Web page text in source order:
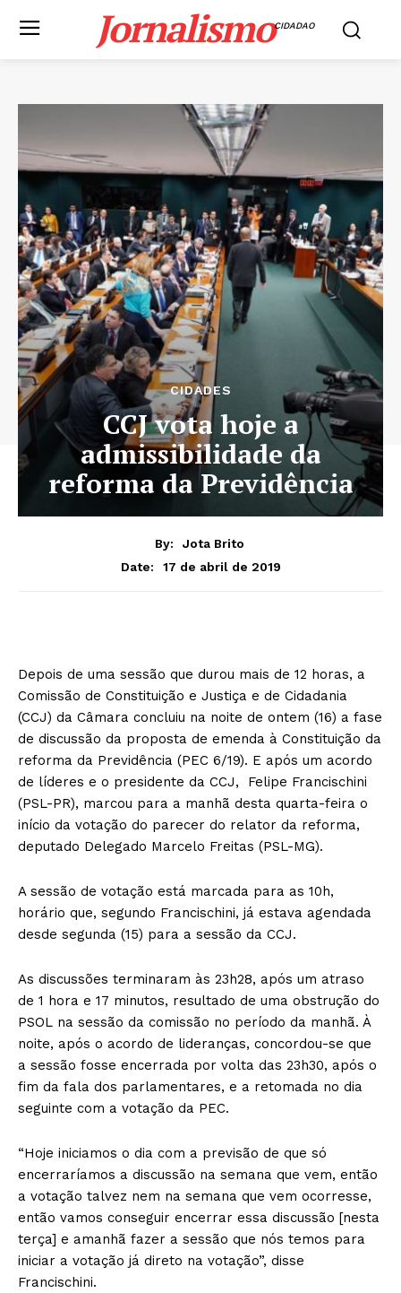
JornalismoCIDADAO
CIDADES
CCJ vota hoje a
admissibilidade da
reforma da Previdência
By:
Jota Brito
Date:
17 de abril de 2019
Depois de uma sessão que durou mais de 12 horas, a
Comissão de Constituição e Justiça e de Cidadania
(CCJ) da Câmara concluiu na noite de ontem (16) a fase
de discussão da proposta de emenda à Constituição da
reforma da Previdência (PEC 6/19). E após um acordo
de líderes e o presidente da CCJ, Felipe Francischini
(PSL-PR), marcou para a manhã desta quarta-feira o
início da votação do parecer do relator da reforma,
deputado Delegado Marcelo Freitas (PSL-MG).
A sessão de votação está marcada para as 10h,
horário que, segundo Francischini, já estava agendada
desde segunda (15) para a sessão da CCJ.
As discussões terminaram às 23h28, após um atraso
de 1 hora e 17 minutos, resultado de uma obstrução do
PSOL na sessão da comissão no período da manhã. À
noite, após o acordo de lideranças, concordou-se que
a sessão fosse encerrada por volta das 23h30, após o
fim da fala dos parlamentares, e a retomada no dia
seguinte com a votação da PEC.
“Hoje iniciamos o dia com a previsão de que só
encerraríamos a discussão na semana que vem, então
a votação talvez nem na semana que vem ocorresse,
então vamos conseguir encerrar essa discussão [nesta
terça] e amanhã fazer a sessão que nós temos para
iniciar a votação já direto na votação”, disse
Francischini.